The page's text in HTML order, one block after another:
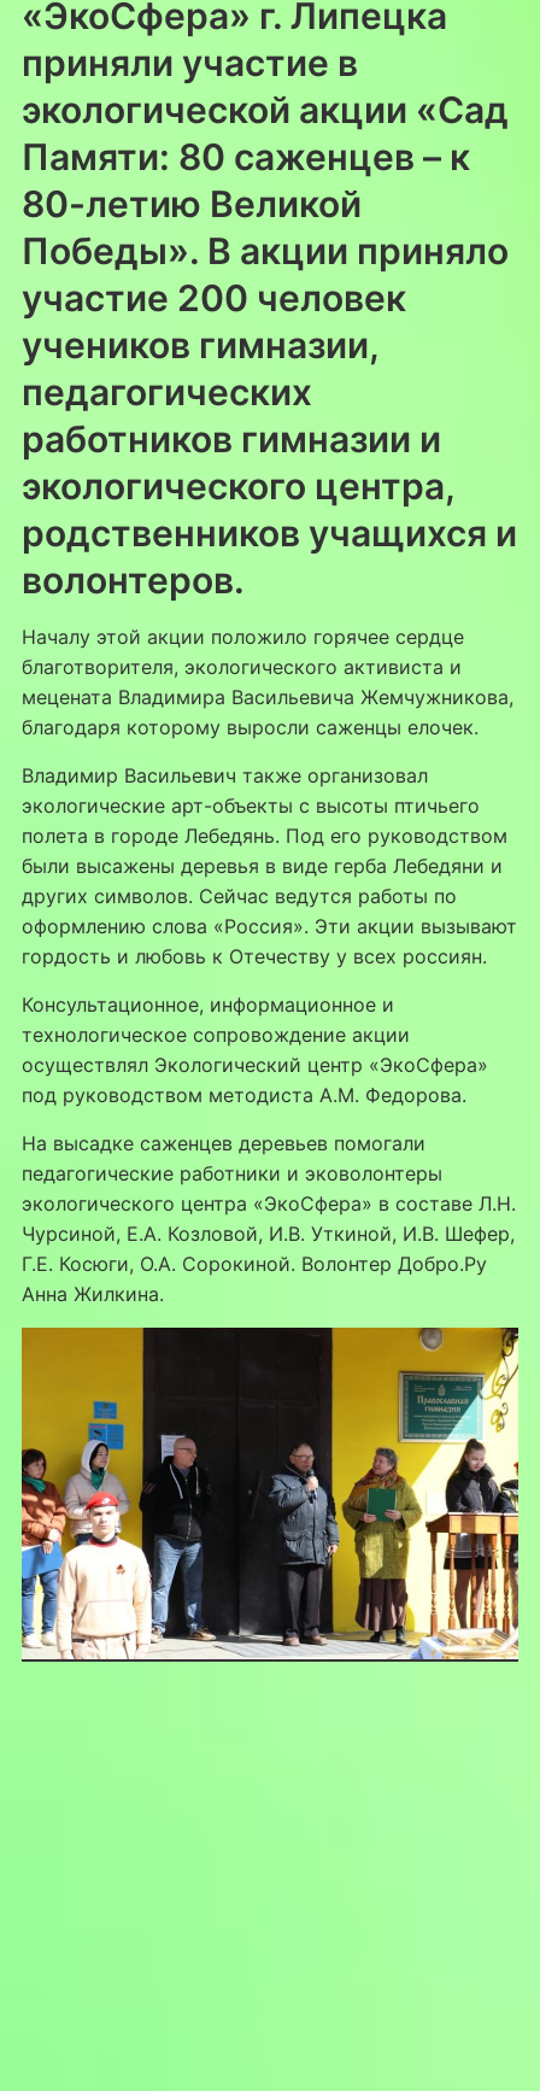
«ЭкоСфера» г. Липецка
приняли участие в
экологической акции «Сад
Памяти: 80 саженцев – к
80-летию Великой
Победы». В акции приняло
участие 200 человек
учеников гимназии,
педагогических
работников гимназии и
экологического центра,
родственников учащихся и
волонтеров.
Началу этой акции положило горячее сердце
благотворителя, экологического активиста и
мецената Владимира Васильевича Жемчужникова,
благодаря которому выросли саженцы елочек.
Владимир Васильевич также организовал
экологические арт-объекты с высоты птичьего
полета в городе Лебедянь. Под его руководством
были высажены деревья в виде герба Лебедяни и
других символов. Сейчас ведутся работы по
оформлению слова «Россия». Эти акции вызывают
гордость и любовь к Отечеству у всех россиян.
Консультационное, информационное и
технологическое сопровождение акции
осуществлял Экологический центр «ЭкоСфера»
под руководством методиста А.М. Федорова.
На высадке саженцев деревьев помогали
педагогические работники и эковолонтеры
экологического центра «ЭкоСфера» в составе Л.Н.
Чурсиной, Е.А. Козловой, И.В. Уткиной, И.В. Шефер,
Г.Е. Косюги, О.А. Сорокиной. Волонтер Добро.Ру
Анна Жилкина.